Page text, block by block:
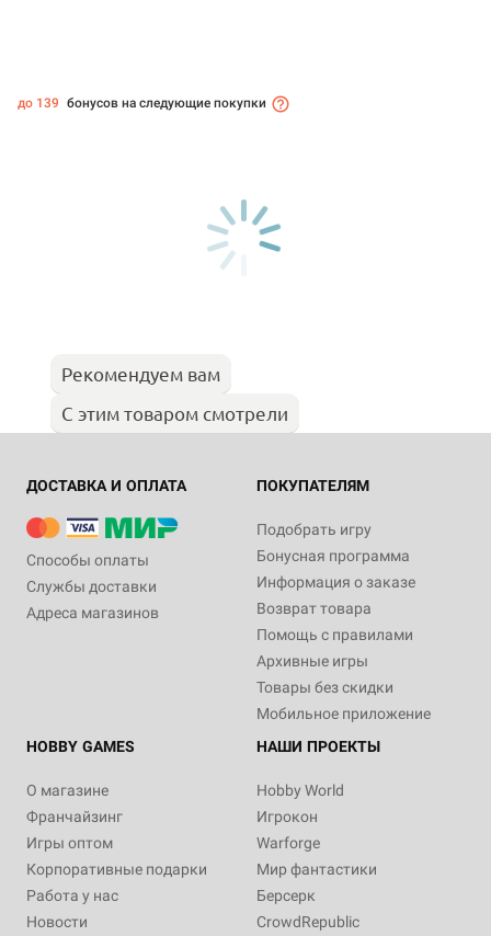
до 139 бонусов на следующие покупки
Рекомендуем вам
С этим товаром смотрели
ДОСТАВКА И ОПЛАТА
Способы оплаты
Службы доставки
Адреса магазинов
ПОКУПАТЕЛЯМ
Подобрать игру
Бонусная программа
Информация о заказе
Возврат товара
Помощь с правилами
Архивные игры
Товары без скидки
Мобильное приложение
HOBBY GAMES
О магазине
Франчайзинг
Игры оптом
Корпоративные подарки
Работа у нас
Новости
НАШИ ПРОЕКТЫ
Hobby World
Игрокон
Warforge
Мир фантастики
Берсерк
CrowdRepublic